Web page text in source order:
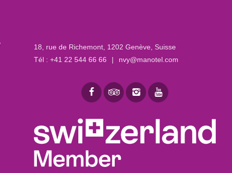
18, rue de Richemont 1202 Genève, Suisse
Tél : +41 22 544 66 66 | nvy@manotel.com